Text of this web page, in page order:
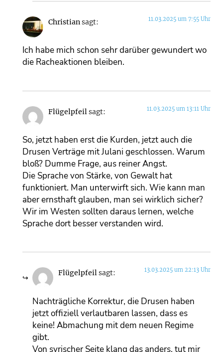
Christiansagt: 11.03.2025 um 7:55 Uhr
Ich habe mich schon sehr darüber gewundert wo
die Racheaktionen bleiben.
Flügelpfeilsagt: 11.03.2025 um 13:11 Uhr
So, jetzt haben erst die Kurden, jetzt auch die
Drusen Verträge mit Julani geschlossen. Warum
bloß? Dumme Frage, aus reiner Angst.
Die Sprache von Stärke, von Gewalt hat
funktioniert. Man unterwirft sich. Wie kann man
aber ernsthaft glauben, man sei wirklich sicher?
Wir im Westen sollten daraus lernen, welche
Sprache dort besser verstanden wird.
Flügelpfeilsagt: 13.03.2025 um 22:13 Uhr
Nachträgliche Korrektur, die Drusen haben
jetzt offiziell verlautbaren lassen, dass es
keine! Abmachung mit dem neuen Regime
gibt.
Von syrischer Seite klang das anders, tut mir